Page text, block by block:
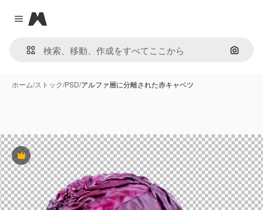
Close menu
Magnific
画像で
ホーム/ストック/PSD/アルファ層に分離された赤キャベツ
Premium